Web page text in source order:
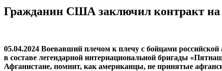
Гражданин США заключил контракт на
05.04.2024 Воевавший плечом к плечу с бойцами
в составе легендарной интернациональной бригады
Афганистане, помнит, как американцы, не принятые